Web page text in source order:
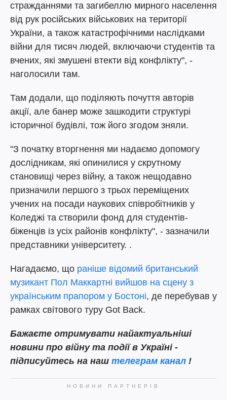
стражданнями та загибеллю мирного населення
від рук російських військових на території
України, а також катастрофічними наслідками
війни для тисяч людей, включаючи студентів та
вчених, які змушені втекти від конфлікту", -
наголосили там.
Там додали, що поділяють почуття авторів
акції, але банер може зашкодити структурі
історичної будівлі, тож його згодом зняли.
"З початку вторгнення ми надаємо допомогу
дослідникам, які опинилися у скрутному
становищі через війну, а також нещодавно
призначили першого з трьох переміщених
учених на посади наукових співробітників у
Коледжі та створили фонд для студентів-
біженців із усіх районів конфлікту", - зазначили
представники університету. .
Нагадаємо, що раніше відомий британський
музикант Пол Маккартні вийшов на сцену з
українським прапором у Бостоні, де перебував у
рамках світового туру Got Back.
Бажаєте отримувати найактуальніші
новини про війну та події в Україні -
підписуйтесь на наш телеграм канал !